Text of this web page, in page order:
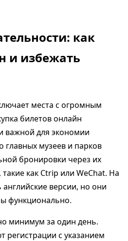
как
и избежать
места с огромным
билетов онлайн
важной для экономии
музеев и парков
бронировки через их
как Ctrip или WeChat. На
английские версии, но они
функционально.
минимум за один день.
регистрации с указанием